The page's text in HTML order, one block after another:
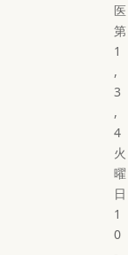
医
第
1
,
3
,
4
火
曜
日
1
0